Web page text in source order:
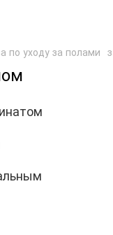
по уходу за полами